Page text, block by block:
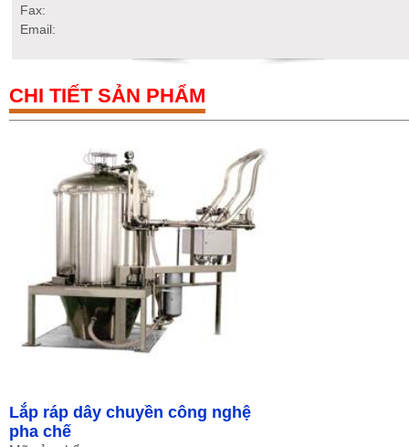
Fax:
Email:
CHI TIẾT SẢN PHẨM
Lắp ráp dây chuyền công nghệ
pha chế